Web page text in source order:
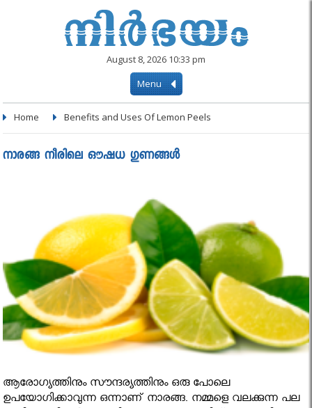
August 8, 2026 10:33 pm
Menu
Home Benefits and Uses Of Lemon Peels
നാരങ്ങ നീരിലെ ഔഷധ ഗുണങ്ങൾ
ആരോഗ്യത്തിനും സൗന്ദര്യത്തിനും ഒരു പോലെ
ഉപയോഗിക്കാവുന്ന ഒന്നാണ് നാരങ്ങ. നമ്മളെ വലക്കുന്ന പല